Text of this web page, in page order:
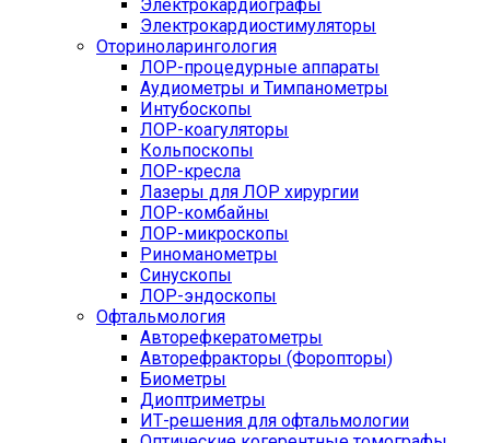
Электрокардиографы
Электрокардиостимуляторы
Оториноларингология
ЛОР-процедурные аппараты
Аудиометры и Тимпанометры
Интубоскопы
ЛОР-коагуляторы
Кольпоскопы
ЛОР-кресла
Лазеры для ЛОР хирургии
ЛОР-комбайны
ЛОР-микроскопы
Риноманометры
Синускопы
ЛОР-эндоскопы
Офтальмология
Авторефкератометры
Авторефракторы (Форопторы)
Биометры
Диоптриметры
ИТ-решения для офтальмологии